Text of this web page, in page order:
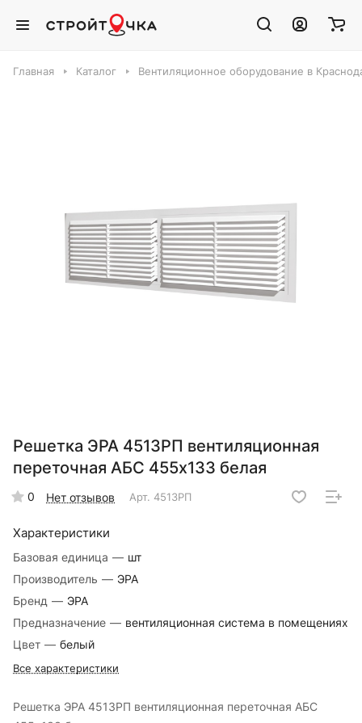
Главная Каталог Вентиляционное оборудование в
Решетка ЭРА 4513РП вентиляционная
переточная АБС 455х133 белая
0 Нет отзывов Арт. 4513РП
Характеристики
Базовая единица — шт
Производитель — ЭРА
Бренд — ЭРА
Предназначение — вентиляционная система в помещениях
Цвет — белый
Все характеристики
Решетка ЭРА 4513РП вентиляционная переточная АБС